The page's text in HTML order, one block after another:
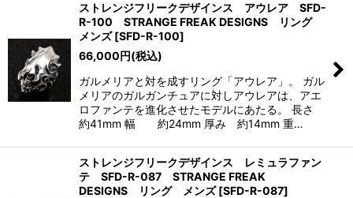
ストレンジフリークデザインス アウレア SFD-
R-100 STRANGE FREAK DESIGNS リング
メンズ [SFD-R-100]
66,000円(税込)
ガルメリアと対を成すリング「アウレア」。 ガル
メリアのガルガンチュアに対しアウレアは、アエ
ロファンテを進化させたモデルにあたる。 長さ
約41mm 幅 約24mm 厚み 約14mm 重…
ストレンジフリークデザインス レミュラファン
テ SFD-R-087 STRANGE FREAK
DESIGNS リング メンズ [SFD-R-087]